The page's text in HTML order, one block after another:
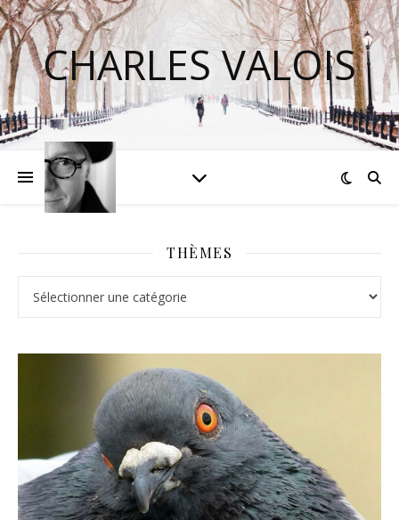
CHARLES VALOIS
THÈMES